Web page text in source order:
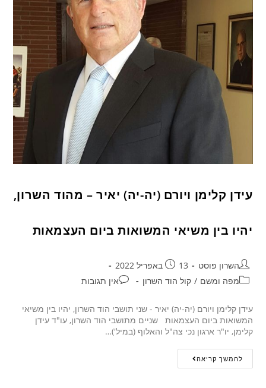
עידן קלימן ויורם (יה-יה) יאיר – מהוד השרון,
יהיו בין משיאי המשואות ביום העצמאות
השרון פוסט
13 באפריל 2022
מפה ומשם / קול הוד השרון אין תגובות
עידן קלימן ויורם (יה-יה) יאיר - שני תושבי הוד השרון, יהיו בין משיאי
המשואות ביום העצמאות שניים מתושבי הוד השרון, עו"ד עידן
קלימן, יו"ר ארגון נכי צה"ל והאלוף (במיל')…
להמשך קריאה